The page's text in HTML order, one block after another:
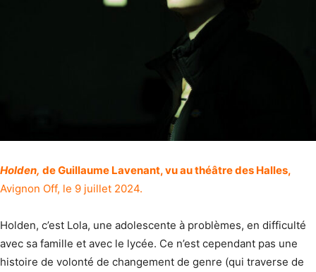
Holden, de Guillaume Lavenant, vu au théâtre des Halles,
Avignon Off, le 9 juillet 2024.
Holden, c’est Lola, une adolescente à problèmes, en difficulté
avec sa famille et avec le lycée. Ce n’est cependant pas une
histoire de volonté de changement de genre (qui traverse de